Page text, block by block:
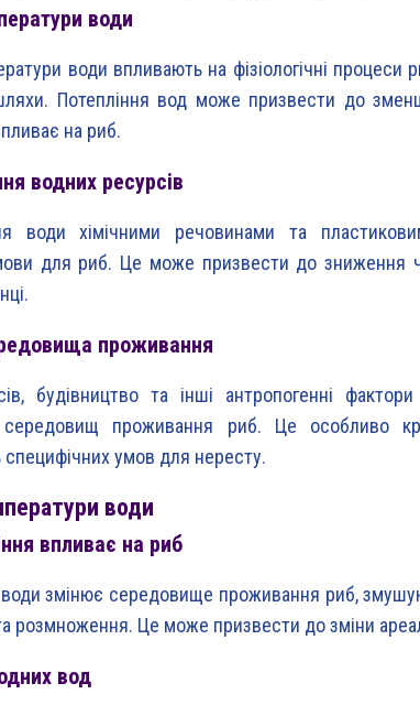
води
води впливають на фізіологічні процеси
шляхи. Потепління вод може призвести до
на риб.
водних ресурсів
води хімічними речовинами та
для риб. Це може призвести до зниження
проживання
будівництво та інші антропогенні
середовищ проживання риб. Це особливо
умов для нересту.
води
впливає на риб
води змінює середовище проживання риб,
розмноження. Це може призвести до зміни
вод